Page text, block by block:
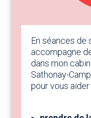
En séances de
accompagne
dans mon
Sathonay-
pour vous aider